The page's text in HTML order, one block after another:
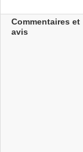
Commentaires et
avis